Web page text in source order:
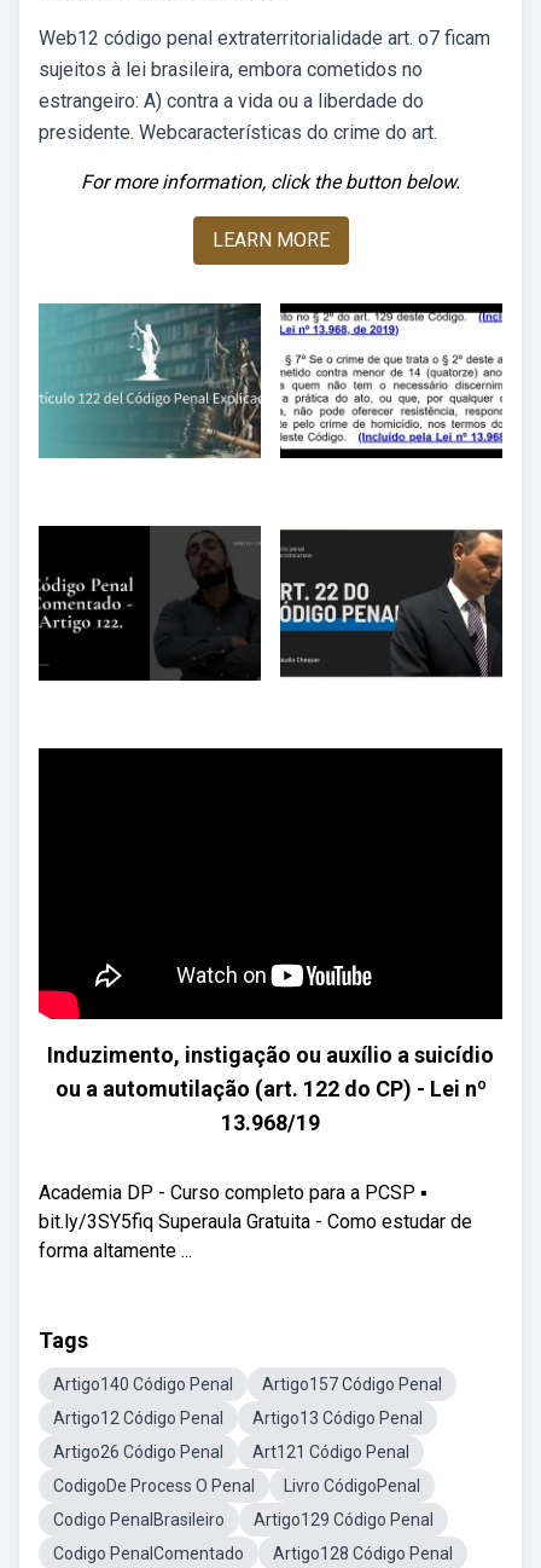
Web12 código penal extraterritorialidade art. o7 ficam
sujeitos à lei brasileira, embora cometidos no
estrangeiro: A) contra a vida ou a liberdade do
presidente. Webcaracterísticas do crime do art.
For more information, click the button below.
LEARN MORE
Induzimento, instigação ou auxílio a suicídio
ou a automutilação (art. 122 do CP) - Lei nº
13.968/19
Academia DP - Curso completo para a PCSP ▪️
bit.ly/3SY5fiq Superaula Gratuita - Como estudar de
forma altamente ...
Tags
Artigo140 Código Penal
Artigo157 Código Penal
Artigo12 Código Penal
Artigo13 Código Penal
Artigo26 Código Penal
Art121 Código Penal
CodigoDe Process O Penal
Livro CódigoPenal
Codigo PenalBrasileiro
Artigo129 Código Penal
Codigo PenalComentado
Artigo128 Código Penal